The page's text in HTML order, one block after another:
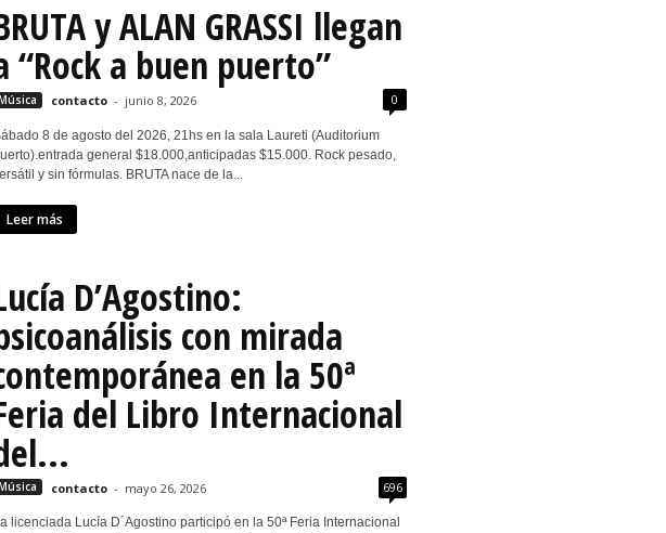
y ALAN GRASSI llegan
“Rock a buen puerto”
contacto - junio 8, 2026 0
8 de agosto del 2026, 21hs en la sala Laureti (Auditorium
general $18.000,anticipadas $15.000. Rock pesado,
y sin fórmulas. BRUTA nace de la...
Leer más
D’Agostino:
con mirada
en la 50ª
del Libro Internacional
contacto - mayo 26, 2026 696
licenciada Lucía D´Agostino participó en la 50ª Feria Internacional